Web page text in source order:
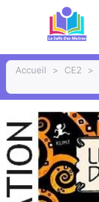
Accueil > CE2 >